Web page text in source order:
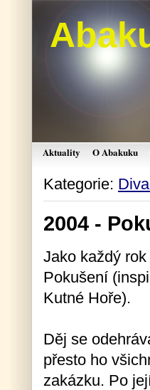
Aktuality O Abakuku
Kategorie:
2004 -
Jako každý
Pokušení
Kutné Hoře).
Děj se
přesto ho
zakázku. Po